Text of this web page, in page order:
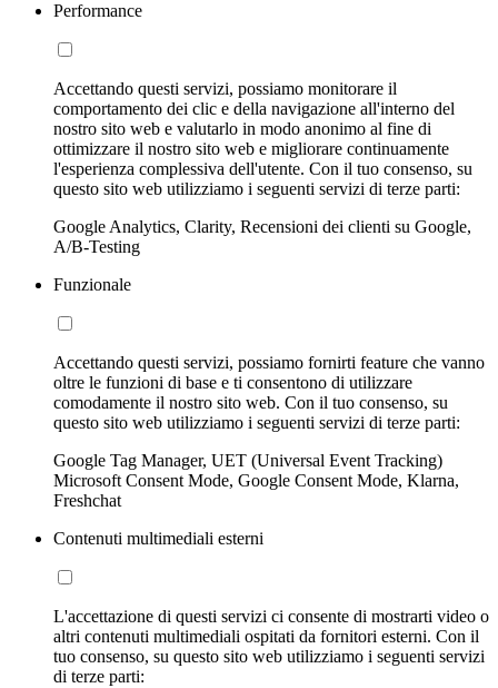
Performance
Accettando questi servizi, possiamo monitorare il
comportamento dei clic e della navigazione all'interno del
nostro sito web e valutarlo in modo anonimo al fine di
ottimizzare il nostro sito web e migliorare continuamente
l'esperienza complessiva dell'utente. Con il tuo consenso, su
questo sito web utilizziamo i seguenti servizi di terze parti:
Google Analytics, Clarity, Recensioni dei clienti su Google,
A/B-Testing
Funzionale
Accettando questi servizi, possiamo fornirti feature che vanno
oltre le funzioni di base e ti consentono di utilizzare
comodamente il nostro sito web. Con il tuo consenso, su
questo sito web utilizziamo i seguenti servizi di terze parti:
Google Tag Manager, UET (Universal Event Tracking)
Microsoft Consent Mode, Google Consent Mode, Klarna,
Freshchat
Contenuti multimediali esterni
L'accettazione di questi servizi ci consente di mostrarti video o
altri contenuti multimediali ospitati da fornitori esterni. Con il
tuo consenso, su questo sito web utilizziamo i seguenti servizi
di terze parti: